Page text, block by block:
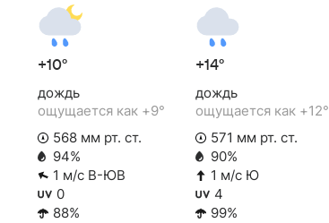
+10°
дождь
ощущается как +9°
568 мм рт. ст.
94%
1 м/с В-ЮВ
0
88%
+14°
дождь
ощущается как +12°
571 мм рт. ст.
90%
1 м/с Ю
4
99%